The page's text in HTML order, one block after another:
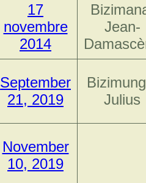
17
novembre
2014
Jean-
September
21, 2019
Julius
November
10, 2019